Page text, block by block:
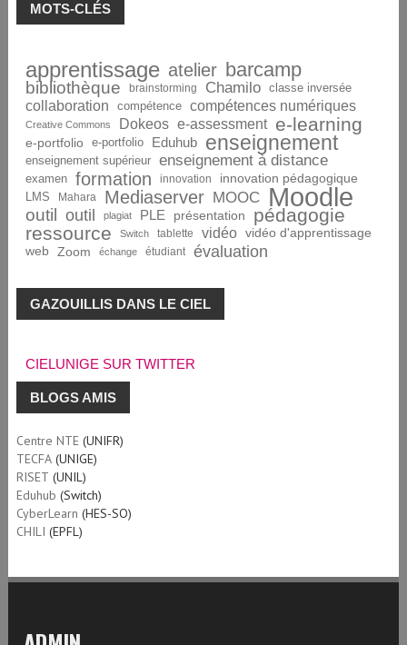
MOTS-CLÉS
apprentissage atelier barcamp
bibliothèque brainstorming Chamilo classe inversée
collaboration compétence compétences numériques
Creative Commons Dokeos e-assessment e-learning
e-portfolio e-portfolio Eduhub enseignement
enseignement supérieur enseignement à distance
examen formation innovation innovation pédagogique
LMS Mahara Mediaserver MOOC Moodle
outil outil plagiat PLE présentation
pédagogie
ressource
Switch tablette vidéo
vidéo d'apprentissage
web
Zoom échange étudiant évaluation
GAZOUILLIS DANS LE CIEL
CIELUNIGE SUR TWITTER
BLOGS AMIS
Centre NTE(UNIFR)
TECFA(UNIGE)
RISET (UNIL)
Eduhub (Switch)
CyberLearn (HES-SO)
CHILI (EPFL)